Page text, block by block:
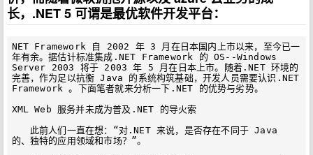
长，.NET 5 可谓是最优软件开发平台：
NET Framework 自 2002 年 3 月在日本国内上市以来，至今已一
年有余。据估计标准集成.NET Framework 的 OS--Windows
Server 2003 将于 2003 年 5 月在日本上市。随着.NET 环境的
完善，作为足以抗衡 Java 的系统构筑基础，开发人员需要认识.NET
Framework 。下面笔者就来分析一下.NET 的优势与劣势。
XML Web 服务并未成为普及.NET 的导火索
此前人们一直在想：“对.NET 来说，是否存在不同于 Java
的、独特的应用领域和市场？”。